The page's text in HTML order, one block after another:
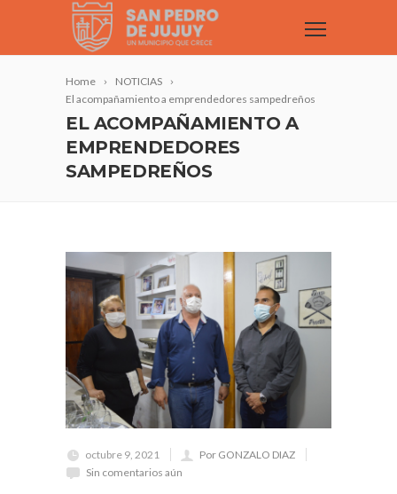
Home
NOTICIAS
El acompañamiento a emprendedores sampedreños
EL ACOMPAÑAMIENTO A
EMPRENDEDORES
SAMPEDREÑOS
octubre 9, 2021
Por GONZALO DIAZ
Sin comentarios aún